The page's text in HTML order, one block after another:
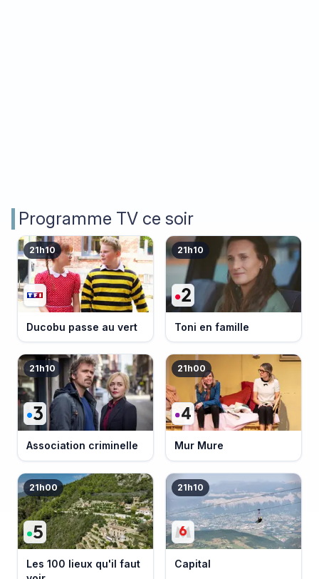
Programme TV ce soir
21h10
Ducobu passe au vert
21h10
Toni en famille
21h10
Association criminelle
21h00
Mur Mure
21h00
Les 100 lieux qu'il faut
21h10
Capital